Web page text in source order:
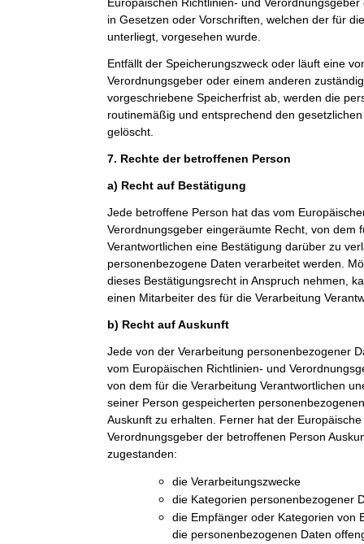
in Gesetzen oder Vorschriften, welchen der für
unterliegt, vorgesehen wurde.
Entfällt der Speicherungszweck oder läuft eine
Verordnungsgeber oder einem anderen
vorgeschriebene Speicherfrist ab, werden die
routinemäßig und entsprechend den
gelöscht.
7. Rechte der betroffenen Person
a) Recht auf Bestätigung
Jede betroffene Person hat das vom
Verordnungsgeber eingeräumte Recht, von dem
Verantwortlichen eine Bestätigung darüber zu
personenbezogene Daten verarbeitet werden.
dieses Bestätigungsrecht in Anspruch nehmen,
einen Mitarbeiter des für die Verarbeitung
b) Recht auf Auskunft
Jede von der Verarbeitung personenbezogener
vom Europäischen Richtlinien- und
von dem für die Verarbeitung Verantwortlichen
seiner Person gespeicherten
Auskunft zu erhalten. Ferner hat der
Verordnungsgeber der betroffenen Person
zugestanden:
die Verarbeitungszwecke
die Kategorien personenbezogener
die Empfänger oder Kategorien von
die personenbezogenen Daten